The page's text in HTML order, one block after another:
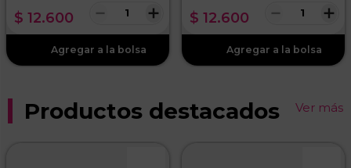
$ 12.600 ＋
－ $ 12.600 ＋
－
Productos destacados Ver más